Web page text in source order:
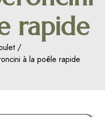
rapide
à la poêle rapide